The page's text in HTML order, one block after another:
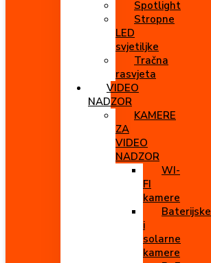
Spotlight
Stropne
LED
svjetiljke
Tračna
rasvjeta
VIDEO
NADZOR
KAMERE
ZA
VIDEO
NADZOR
WI-
FI
kamere
Baterijske
i
solarne
kamere